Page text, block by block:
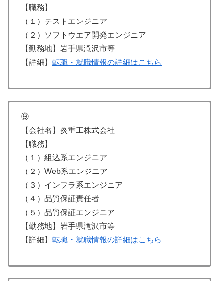
【職務】
（１）テストエンジニア
（２）ソフトウエア開発エンジニア
【勤務地】岩手県滝沢市等
【詳細】 転職・就職情報の詳細はこちら
⑨
【会社名】炎重工株式会社
【職務】
（１）組込系エンジニア
（２）Web系エンジニア
（３）インフラ系エンジニア
（４）品質保証責任者
（５）品質保証エンジニア
【勤務地】岩手県滝沢市等
【詳細】 転職・就職情報の詳細はこちら